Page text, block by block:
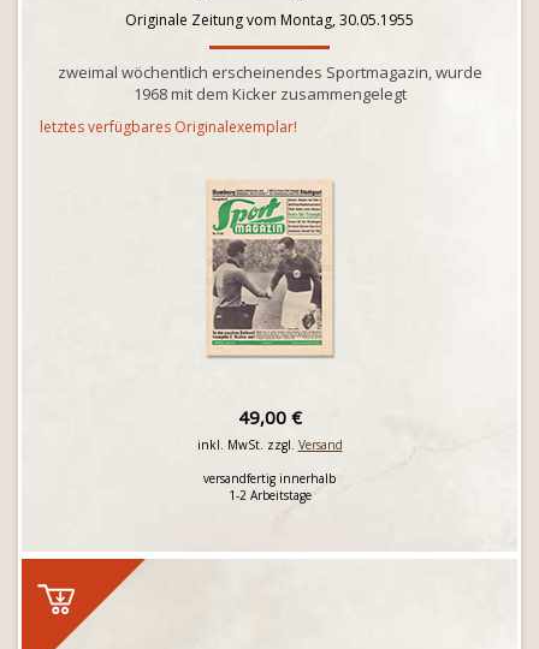
Originale Zeitung vom Montag, 30.05.1955
zweimal wöchentlich erscheinendes Sportmagazin, wurde
1968 mit dem Kicker zusammengelegt
letztes verfügbares Originalexemplar!
49,00 €
inkl. MwSt. zzgl. Versand
versandfertig innerhalb
1-2 Arbeitstage